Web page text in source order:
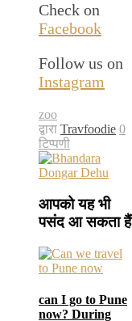
Check on
Facebook
Follow us on
Instagram
zoo
द्वारा Travfoodie 0
टिप्पणी
आपको यह भी
पसंद आ सकता हैं
can I go to Pune
now? During